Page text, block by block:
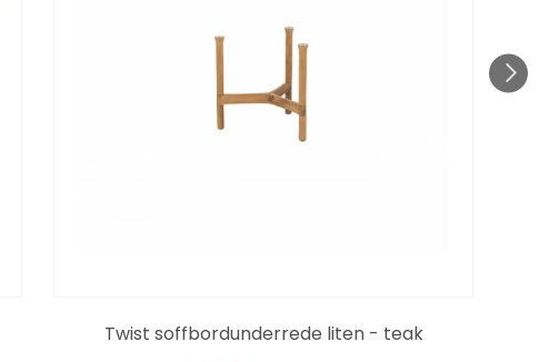
Twist soffbordunderrede liten - teak